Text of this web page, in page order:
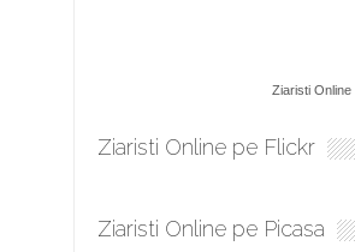
Ziaristi Online
Ziaristi Online pe Flickr
Ziaristi Online pe Picasa